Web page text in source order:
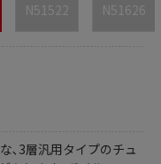
N51522 N51626
､3層汎用タイプのチュ